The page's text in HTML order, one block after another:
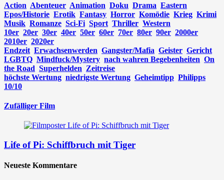
Action Abenteuer Animation Doku Drama Eastern
Epos/Historie Erotik Fantasy Horror Komödie Krieg Krimi
Musik Romanze Sci-Fi Sport Thriller Western
10er 20er 30er 40er 50er 60er 70er 80er 90er 2000er
2010er 2020er
Endzeit Erwachsenwerden Gangster/Mafia Geister Gericht
LGBTQ Mindfuck/Mystery nach wahren Begebenheiten On
the Road Superhelden Zeitreise
höchste Wertung niedrigste Wertung Geheimtipp Philipps
10/10
Zufälliger Film
Life of Pi: Schiffbruch mit Tiger
Neueste Kommentare